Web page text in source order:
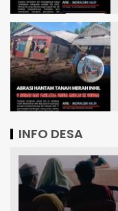
INFO DESA